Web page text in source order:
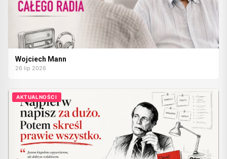
Wojciech Mann
26 lip 2026
AKTUALNOŚCI